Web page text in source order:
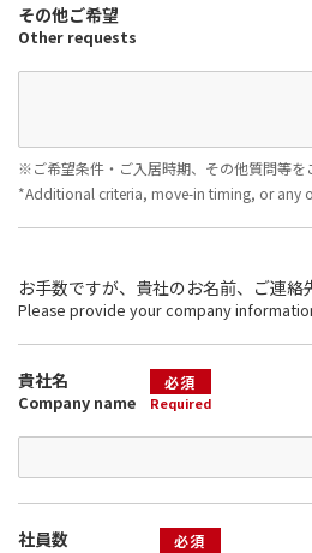
その他ご希望
Other requests
※ご希望条件・ご入居時期、その他質問等を
*Additional criteria, move-in timing, or any
お手数ですが、貴社のお名前、ご連絡
Please provide your company
貴社名
Company name
必須
Required
社員数 必須